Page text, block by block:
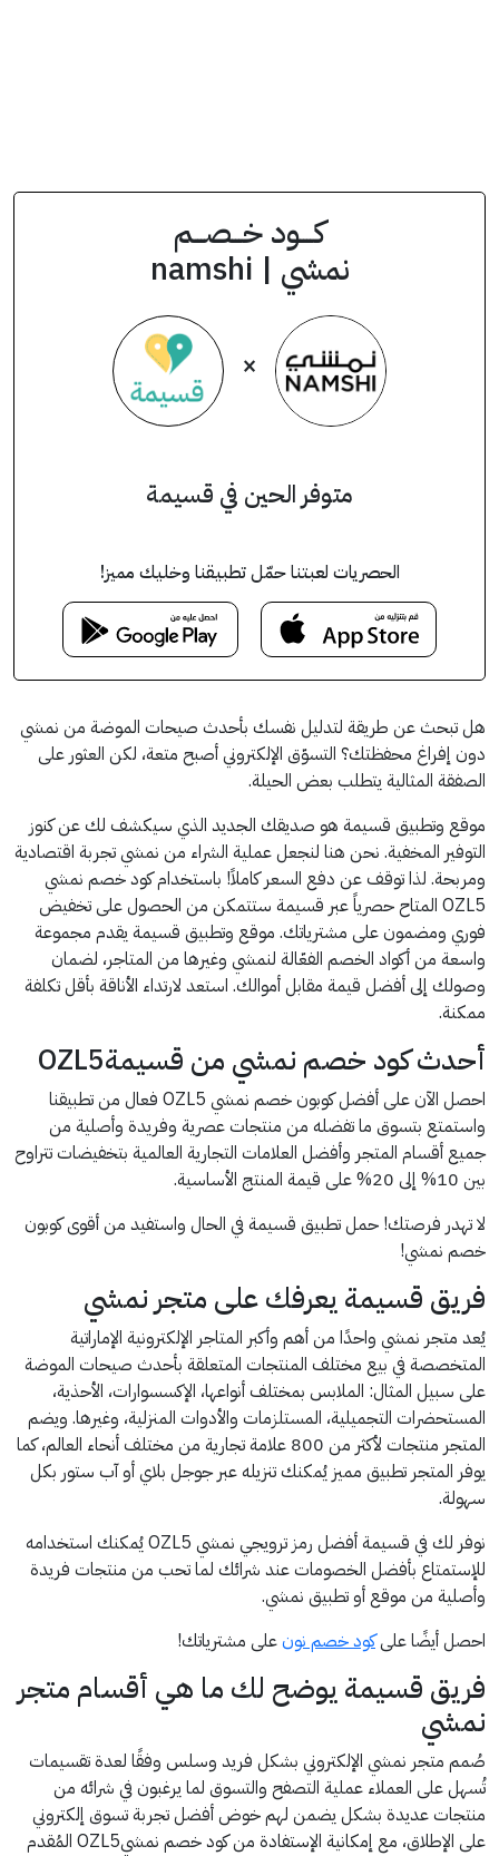
كــــود خـــصـــم
نمشي | namshi
×
متوفر الحين في قسيمة
الحصريات لعبتنا حمّل تطبيقنا وخليك مميز!
هل تبحث عن طريقة لتدليل نفسك بأحدث صيحات الموضة من نمشي
دون إفراغ محفظتك؟ التسوّق الإلكتروني أصبح متعة، لكن العثور على
الصفقة المثالية يتطلب بعض الحيلة.
موقع وتطبيق قسيمة هو صديقك الجديد الذي سيكشف لك عن كنوز
التوفير المخفية. نحن هنا لنجعل عملية الشراء من نمشي تجربة اقتصادية
ومربحة. لذا توقف عن دفع السعر كاملاً! باستخدام كود خصم نمشي
OZL5 المتاح حصرياً عبر قسيمة ستتمكن من الحصول على تخفيض
فوري ومضمون على مشترياتك. موقع وتطبيق قسيمة يقدم مجموعة
واسعة من أكواد الخصم الفعّالة لنمشي وغيرها من المتاجر، لضمان
وصولك إلى أفضل قيمة مقابل أموالك. استعد لارتداء الأناقة بأقل تكلفة
ممكنة.
أحدث كود خصم نمشي من قسيمةOZL5
احصل الآن على أفضل كوبون خصم نمشي OZL5 فعال من تطبيقنا
واستمتع بتسوق ما تفضله من منتجات عصرية وفريدة وأصلية من
جميع أقسام المتجر وأفضل العلامات التجارية العالمية بتخفيضات تتراوح
بين 10% إلى 20% على قيمة المنتج الأساسية.
لا تهدر فرصتك! حمل تطبيق قسيمة في الحال واستفيد من أقوى كوبون
خصم نمشي!
فريق قسيمة يعرفك على متجر نمشي
يُعد متجر نمشي واحدًا من أهم وأكبر المتاجر الإلكترونية الإماراتية
المتخصصة في بيع مختلف المنتجات المتعلقة بأحدث صيحات الموضة
على سبيل المثال: الملابس بمختلف أنواعها، الإكسسوارات، الأحذية،
المستحضرات التجميلية، المستلزمات والأدوات المنزلية، وغيرها. ويضم
المتجر منتجات لأكثر من 800 علامة تجارية من مختلف أنحاء العالم، كما
يوفر المتجر تطبيق مميز يُمكنك تنزيله عبر جوجل بلاي أو آب ستور بكل
سهولة.
نوفر لك في قسيمة أفضل رمز ترويجي نمشي OZL5 يُمكنك استخدامه
للإستمتاع بأفضل الخصومات عند شرائك لما تحب من منتجات فريدة
وأصلية من موقع أو تطبيق نمشي.
احصل أيضًا علىكود خصم نونعلى مشترياتك!
فريق قسيمة يوضح لك ما هي أقسام متجر
نمشي
صُمم متجر نمشي الإلكتروني بشكل فريد وسلس وفقًا لعدة تقسيمات
تُسهل على العملاء عملية التصفح والتسوق لما يرغبون في شرائه من
منتجات عديدة بشكل يضمن لهم خوض أفضل تجربة تسوق إلكتروني
على الإطلاق، مع إمكانية الإستفادة من كود خصم نمشيOZL5 المُقدم